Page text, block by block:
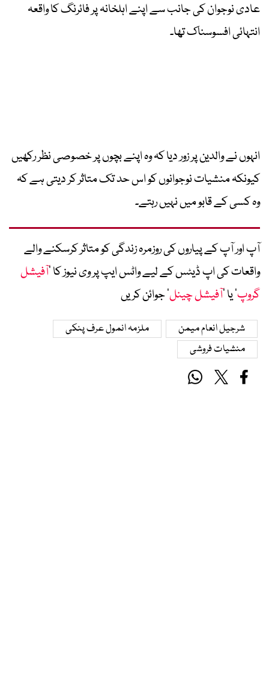
عادی نوجوان کی جانب سے اپنے اہلخانہ پر فائرنگ کا واقعہ
انتہائی افسوسناک تھا۔
انہوں نے والدین پر زور دیا کہ وہ اپنے بچوں پر خصوصی نظر رکھیں
کیونکہ منشیات نوجوانوں کو اس حد تک متاثر کر دیتی ہے کہ
وہ کسی کے قابو میں نہیں رہتے۔
آپ اور آپ کے پیاروں کی روزمرہ زندگی کو متاثر کرسکنے والے
واقعات کی اپ ڈیٹس کے لیے واٹس ایپ پر وی نیوز کا ’آفیشل
گروپ‘ یا ’آفیشل چینل‘ جوائن کریں
شرجیل انعام میمن
ملزمہ انمول عرف پنکی
منشیات فروشی